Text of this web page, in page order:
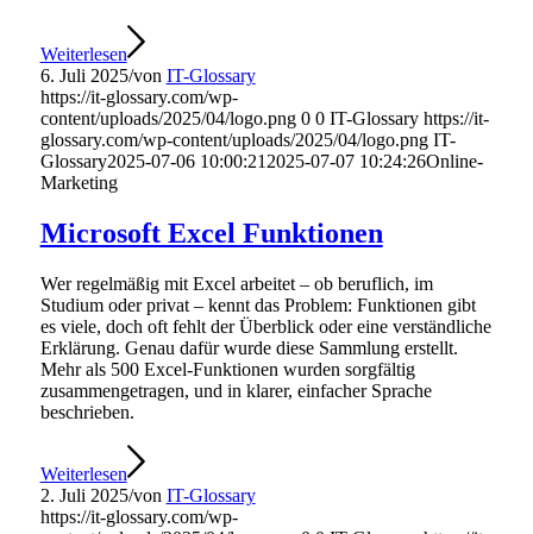
Weiterlesen
6. Juli 2025/von IT-Glossary
https://it-glossary.com/wp-
content/uploads/2025/04/logo.png 0 0 IT-Glossary https://it-
glossary.com/wp-content/uploads/2025/04/logo.png IT-
Glossary2025-07-06 10:00:21 2025-07-07 10:24:26Online-
Marketing
Microsoft Excel Funktionen
Wer regelmäßig mit Excel arbeitet – ob beruflich, im
Studium oder privat – kennt das Problem: Funktionen gibt
es viele, doch oft fehlt der Überblick oder eine verständliche
Erklärung. Genau dafür wurde diese Sammlung erstellt.
Mehr als 500 Excel-Funktionen wurden sorgfältig
zusammengetragen, und in klarer, einfacher Sprache
beschrieben.
Weiterlesen
2. Juli 2025/von IT-Glossary
https://it-glossary.com/wp-